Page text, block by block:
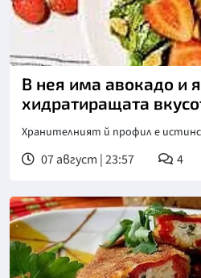
В нея има авокадо и
хидратиращата
Хранителният й профил е
07 август | 23:57 4